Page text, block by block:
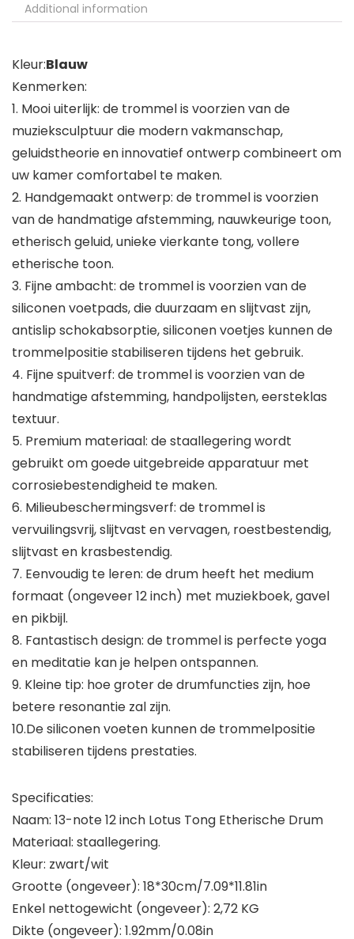
Additional information
Kleur:Blauw
Kenmerken:
1. Mooi uiterlijk: de trommel is voorzien van de
muzieksculptuur die modern vakmanschap,
geluidstheorie en innovatief ontwerp combineert om
uw kamer comfortabel te maken.
2. Handgemaakt ontwerp: de trommel is voorzien
van de handmatige afstemming, nauwkeurige toon,
etherisch geluid, unieke vierkante tong, vollere
etherische toon.
3. Fijne ambacht: de trommel is voorzien van de
siliconen voetpads, die duurzaam en slijtvast zijn,
antislip schokabsorptie, siliconen voetjes kunnen de
trommelpositie stabiliseren tijdens het gebruik.
4. Fijne spuitverf: de trommel is voorzien van de
handmatige afstemming, handpolijsten, eersteklas
textuur.
5. Premium materiaal: de staallegering wordt
gebruikt om goede uitgebreide apparatuur met
corrosiebestendigheid te maken.
6. Milieubeschermingsverf: de trommel is
vervuilingsvrij, slijtvast en vervagen, roestbestendig,
slijtvast en krasbestendig.
7. Eenvoudig te leren: de drum heeft het medium
formaat (ongeveer 12 inch) met muziekboek, gavel
en pikbijl.
8. Fantastisch design: de trommel is perfecte yoga
en meditatie kan je helpen ontspannen.
9. Kleine tip: hoe groter de drumfuncties zijn, hoe
betere resonantie zal zijn.
10.De siliconen voeten kunnen de trommelpositie
stabiliseren tijdens prestaties.
Specificaties:
Naam: 13-note 12 inch Lotus Tong Etherische Drum
Materiaal: staallegering.
Kleur: zwart/wit
Grootte (ongeveer): 18*30cm/7.09*11.81in
Enkel nettogewicht (ongeveer): 2,72 KG
Dikte (ongeveer): 1.92mm/0.08in